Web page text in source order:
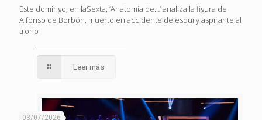
Este domingo, en laSexta, ‘Anatomía de…’ analiza la figura de
Alfonso de Borbón, muerto en accidente de esquí y aspirante al
trono
Leer más
03/07/2026